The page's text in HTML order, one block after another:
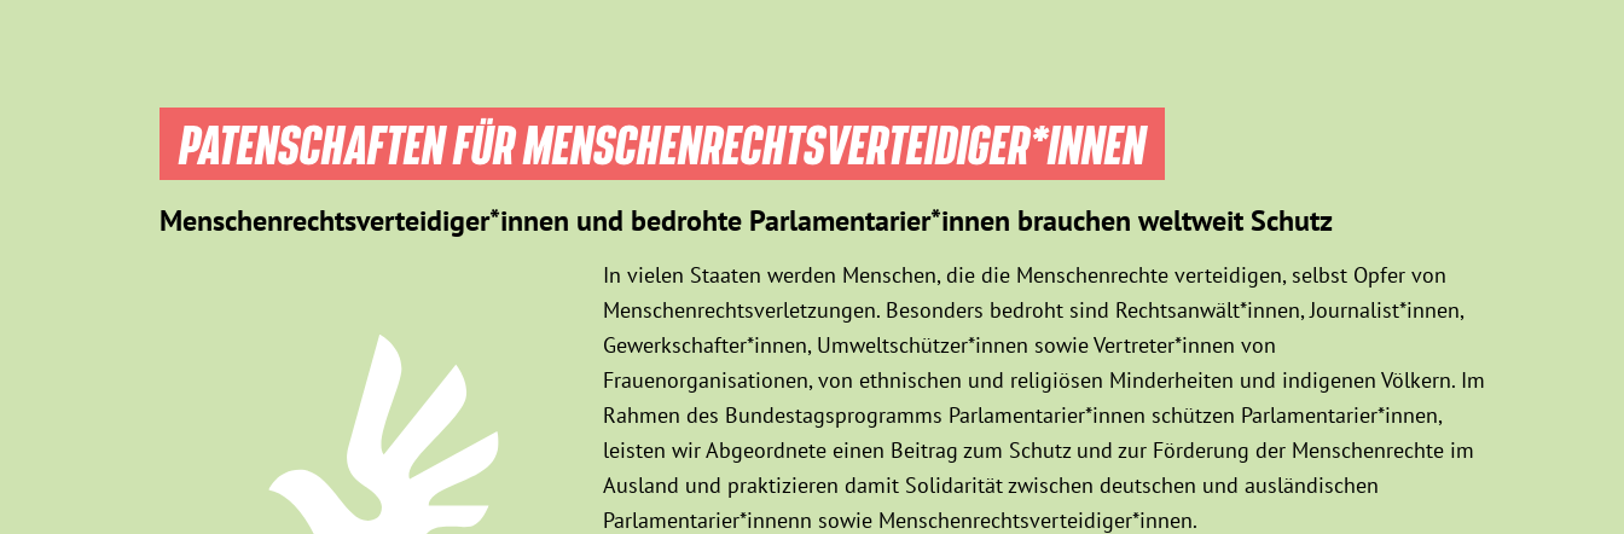
PATENSCHAFTEN FÜR MENSCHEN­RECHTS­VER­TEIDIGER­*INNEN
Menschenrechtsverteidiger*innen und bedrohte Parlamentarier*innen brauchen weltweit Schutz
In vielen Staaten werden Menschen, die die Menschenrechte verteidigen, selbst Opfer von
Menschenrechtsverletzungen. Besonders bedroht sind Rechtsanwält*innen, Journalist*innen,
Gewerkschafter*innen, Umweltschützer*innen sowie Vertreter*innen von
Frauenorganisationen, von ethnischen und religiösen Minderheiten und indigenen Völkern. Im
Rahmen des Bundestagsprogramms Parlamentarier*innen schützen Parlamentarier*innen,
leisten wir Abgeordnete einen Beitrag zum Schutz und zur Förderung der Menschenrechte im
Ausland und praktizieren damit Solidarität zwischen deutschen und ausländischen
Parlamentarier*innenn sowie Menschenrechtsverteidiger*innen.